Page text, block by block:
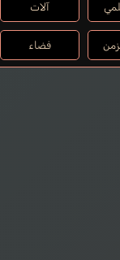
آلات
فضاء